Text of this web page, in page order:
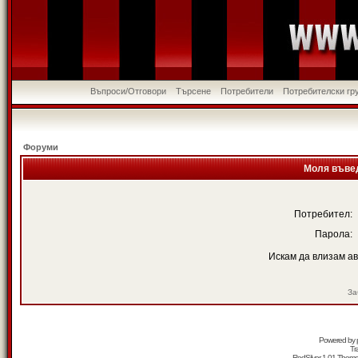
Въпроси/Отговори Търсене Потребители Потребителски
Форуми
Моля
Потребител:
Парола:
Искам да влизам
Powered by